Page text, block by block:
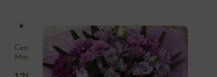
Centro
Margaritas